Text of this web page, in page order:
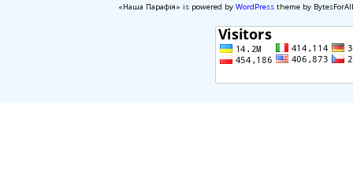
«Наша Парафія» is powered by WordPresstheme by